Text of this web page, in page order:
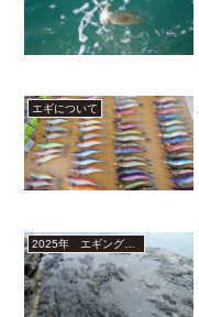
エギについて
2025年 エギング釣行